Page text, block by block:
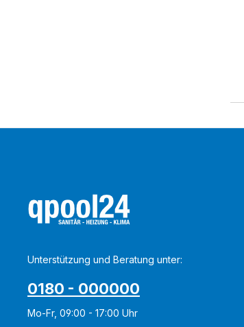
Unterstützung und Beratung unter:
0180 - 000000
Mo-Fr, 09:00 - 17:00 Uhr